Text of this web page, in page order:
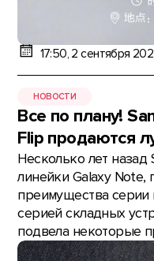
17:50, 2 сентября
НОВОСТИ
Все по плану!
Flip продаются
Несколько лет назад
линейки Galaxy
преимущества серии
серией складных
подвела некоторые